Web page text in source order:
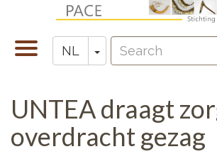
naarNavigatie
wisselen
NL Toggle Dropdown
Zoeken
Search
UNTEA draagt
overdracht gezag